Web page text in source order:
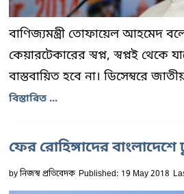
বাণিজ্যমন্ত্রী তোফায়েল আহমেদ
কেয়ারটেকারের স্বপ্ন, স্বপ্নই
বাস্তবায়িত হবে না। ডিসেম্বরে
বিস্তারিত ...
ফের রোহিঙ্গাদের বাংলাদেশে
byনিজস্ব প্রতিবেদক Published: 19 May 2018